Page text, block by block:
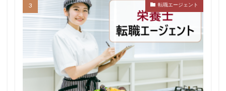
転職エージェント
ナース人材バンク
募集
介護福祉士
リハビリ職
レバウェルリハビリ
レバウェル看護
レバレジーズ株式会社
一覧 中退
介護ワーカー
介護福祉 介護職
リシュウカツ
仕事探し 体育会 体調不良
体験談